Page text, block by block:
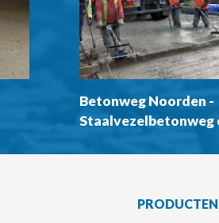
Betonweg Noorden -
Staalvezelbetonweg